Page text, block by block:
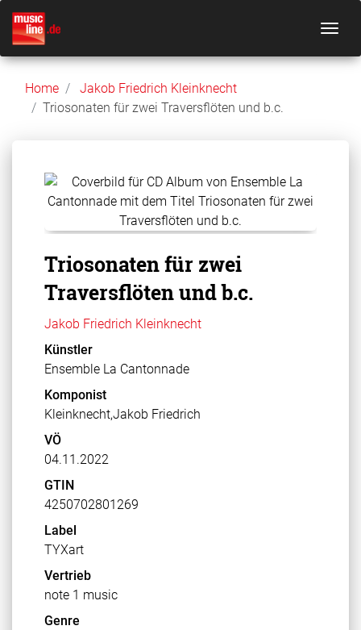
Home
Jakob Friedrich Kleinknecht
Triosonaten für zwei Traversflöten und b.c.
Triosonaten für zwei
Traversflöten und b.c.
Jakob Friedrich Kleinknecht
Künstler
Ensemble La Cantonnade
Komponist
Kleinknecht,Jakob Friedrich
VÖ
04.11.2022
GTIN
4250702801269
Label
TYXart
Vertrieb
note 1 music
Genre